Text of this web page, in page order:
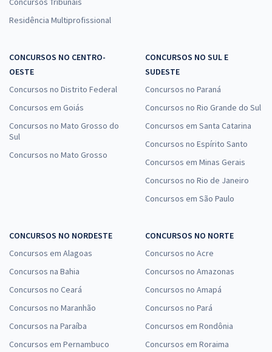
Residência Multiprofissional
CONCURSOS NO CENTRO-
OESTE
Concursos no Distrito Federal
Concursos em Goiás
Concursos no Mato Grosso do
Sul
Concursos no Mato Grosso
CONCURSOS NO SUL E
SUDESTE
Concursos no Paraná
Concursos no Rio Grande do Sul
Concursos em Santa Catarina
Concursos no Espírito Santo
Concursos em Minas Gerais
Concursos no Rio de Janeiro
Concursos em São Paulo
CONCURSOS NO NORDESTE
Concursos em Alagoas
Concursos na Bahia
Concursos no Ceará
Concursos no Maranhão
Concursos na Paraíba
Concursos em Pernambuco
CONCURSOS NO NORTE
Concursos no Acre
Concursos no Amazonas
Concursos no Amapá
Concursos no Pará
Concursos em Rondônia
Concursos em Roraima